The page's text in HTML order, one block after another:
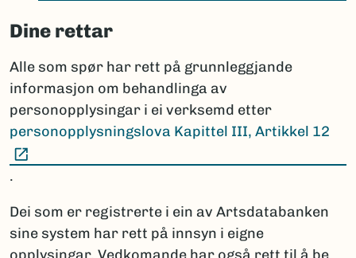
Dine rettar
Alle som spør har rett på grunnleggjande
informasjon om behandlinga av
personopplysingar i ei verksemd etter
personopplysningslova Kapittel III, Artikkel 12
.
Dei som er registrerte i ein av Artsdatabanken
sine system har rett på innsyn i eigne
opplysingar. Vedkomande har også rett til å be